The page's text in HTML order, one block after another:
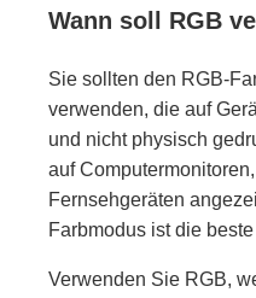
Wann soll RGB
Sie sollten den RGB-
verwenden, die auf
und nicht physisch
auf
Fernsehgeräten
Farbmodus ist die
Verwenden Sie RGB,